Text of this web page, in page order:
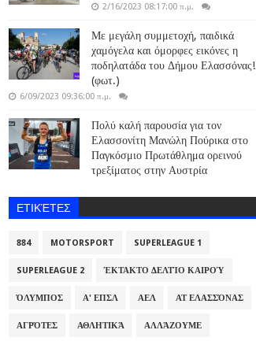
2/16/2023 08:17:00 π.μ.
Με μεγάλη συμμετοχή, παιδικά
χαμόγελα και όμορφες εικόνες η
ποδηλατάδα του Δήμου Ελασσόνας!
(φωτ.)
6/09/2023 09:36:00 π.μ.
Πολύ καλή παρουσία για τον
Ελασσονίτη Μανώλη Πούρικα στο
Παγκόσμιο Πρωτάθλημα ορεινού
τρεξίματος στην Αυστρία
ΕΤΙΚΈΤΕΣ
884 MOTORSPORT SUPERLEAGUE 1
SUPERLEAGUE 2 ΈΚΤΑΚΤΟ ΔΕΛΤΊΟ ΚΑΙΡΟΎ
ΌΛΥΜΠΟΣ Α' ΕΠΣΛ ΑΕΛ ΑΤ ΕΛΑΣΣΌΝΑΣ
ΑΓΡΌΤΕΣ ΑΘΛΗΤΙΚΆ ΑΛΛΆΖΟΥΜΕ